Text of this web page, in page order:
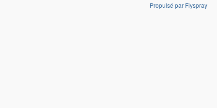
Propulsé par Flyspray